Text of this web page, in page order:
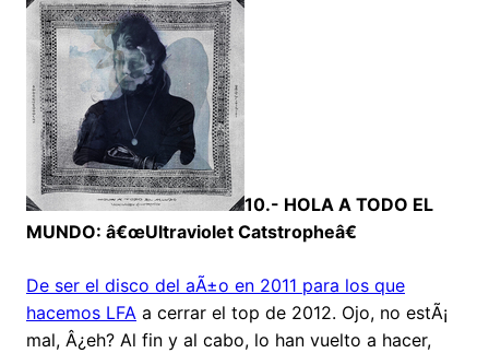
10.- HOLA A TODO EL
MUNDO: â€œUltraviolet Catstropheâ€
De ser el disco del aÃ±o en 2011 para los que
hacemos LFA a cerrar el top de 2012. Ojo, no estÃ¡
mal, Â¿eh? Al fin y al cabo, lo han vuelto a hacer,